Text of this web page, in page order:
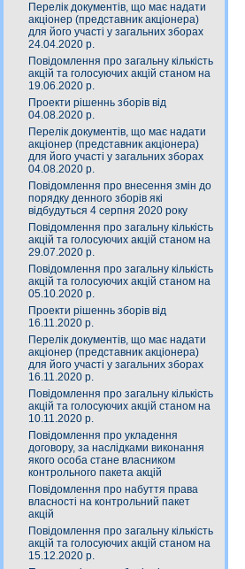
Перелік документів, що має надати
акціонер (представник акціонера)
для його участі у загальних зборах
24.04.2020 р.
Повідомлення про загальну кількість
акцій та голосуючих акцій станом на
19.06.2020 р.
Проекти рішеннь зборів від
04.08.2020 р.
Перелік документів, що має надати
акціонер (представник акціонера)
для його участі у загальних зборах
04.08.2020 р.
Повідомлення про внесення змін до
порядку денного зборів які
відбудуться 4 серпня 2020 року
Повідомлення про загальну кількість
акцій та голосуючих акцій станом на
29.07.2020 р.
Повідомлення про загальну кількість
акцій та голосуючих акцій станом на
05.10.2020 р.
Проекти рішеннь зборів від
16.11.2020 р.
Перелік документів, що має надати
акціонер (представник акціонера)
для його участі у загальних зборах
16.11.2020 р.
Повідомлення про загальну кількість
акцій та голосуючих акцій станом на
10.11.2020 р.
Повідомлення про укладення
договору, за наслідками виконання
якого особа стане власником
контрольного пакета акцій
Повідомлення про набуття права
власності на контрольний пакет
акцій
Повідомлення про загальну кількість
акцій та голосуючих акцій станом на
15.12.2020 р.